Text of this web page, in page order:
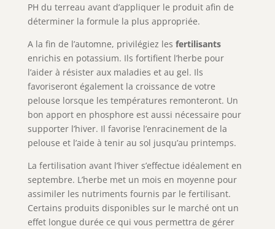
PH du terreau avant d’appliquer le produit afin de
déterminer la formule la plus appropriée.
A la fin de l’automne, privilégiez les fertilisants
enrichis en potassium. Ils fortifient l’herbe pour
l’aider à résister aux maladies et au gel. Ils
favoriseront également la croissance de votre
pelouse lorsque les températures remonteront. Un
bon apport en phosphore est aussi nécessaire pour
supporter l’hiver. Il favorise l’enracinement de la
pelouse et l’aide à tenir au sol jusqu’au printemps.
La fertilisation avant l’hiver s’effectue idéalement en
septembre. L’herbe met un mois en moyenne pour
assimiler les nutriments fournis par le fertilisant.
Certains produits disponibles sur le marché ont un
effet longue durée ce qui vous permettra de gérer